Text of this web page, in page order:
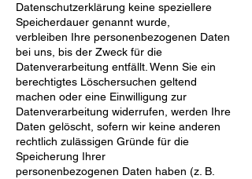
Datenschutzerklärung keine speziellere
Speicherdauer genannt wurde,
verbleiben Ihre personenbezogenen Daten
bei uns, bis der Zweck für die
Datenverarbeitung entfällt. Wenn Sie ein
berechtigtes Löschersuchen geltend
machen oder eine Einwilligung zur
Datenverarbeitung widerrufen, werden Ihre
Daten gelöscht, sofern wir keine anderen
rechtlich zulässigen Gründe für die
Speicherung Ihrer
personenbezogenen Daten haben (z. B.